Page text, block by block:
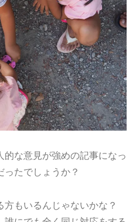
な意見が強めの記事になっ
ったでしょうか？
もいるんじゃないかな？